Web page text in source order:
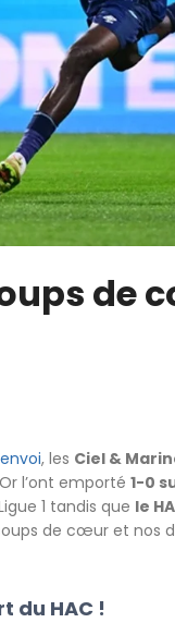
de
, les Ciel &
l’ont emporté 1-0
1 tandis que le
de cœur et nos
du HAC !